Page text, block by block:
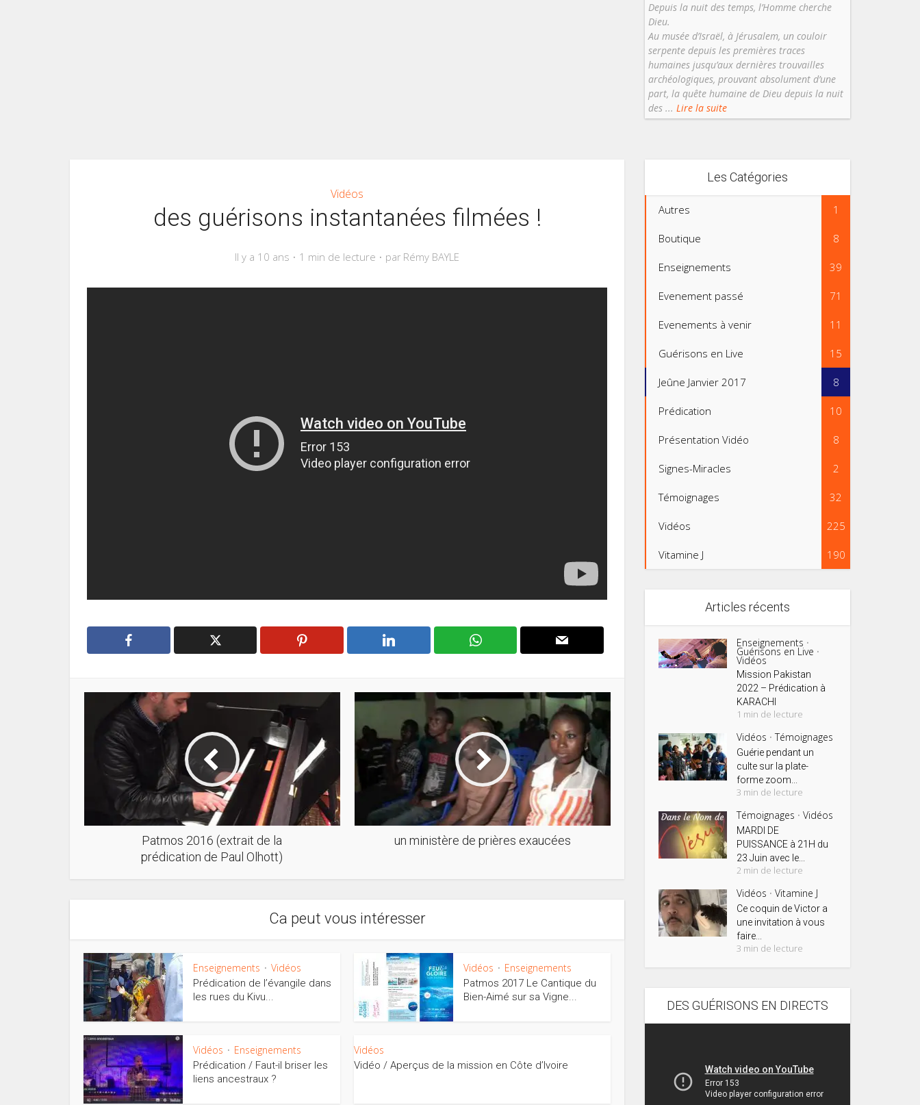
Depuis la nuit des temps, l’Homme cherche
Dieu.
Au musée d’Israël, à Jérusalem, un couloir
serpente depuis les premières traces
humaines jusqu’aux dernières trouvailles
archéologiques, prouvant absolument d’une
part, la quête humaine de Dieu depuis la nuit
des ... Lire la suite
Vidéos
des guérisons instantanées filmées !
Il y a 10 ans 1 min de lecture par Rémy BAYLE
Patmos 2016 (extrait de la
prédication de Paul Olhott)
un ministère de prières exaucées
Ca peut vous intéresser
Enseignements • Vidéos
Prédication de l’évangile dans
les rues du Kivu...
Vidéos • Enseignements
Patmos 2017 Le Cantique du
Bien-Aimé sur sa Vigne...
Vidéos • Enseignements
Prédication / Faut-il briser les
liens ancestraux ?
Vidéos
Vidéo / Aperçus de la mission en Côte d’Ivoire
Les Catégories
Autres 1
Boutique 8
Enseignements 39
Evenement passé 71
Evenements à venir 11
Guérisons en Live 15
Jeûne Janvier 2017 8
Prédication 10
Présentation Vidéo 8
Signes-Miracles 2
Témoignages 32
Vidéos 225
Vitamine J 190
Articles récents
Enseignements •
Guérisons en Live •
Vidéos
Mission Pakistan
2022 – Prédication à
KARACHI
1 min de lecture
Vidéos • Témoignages
Guérie pendant un
culte sur la plate-
forme zoom...
3 min de lecture
Témoignages • Vidéos
MARDI DE
PUISSANCE à 21H du
23 Juin avec le...
2 min de lecture
Vidéos • Vitamine J
Ce coquin de Victor a
une invitation à vous
faire...
3 min de lecture
DES GUÉRISONS EN DIRECTS